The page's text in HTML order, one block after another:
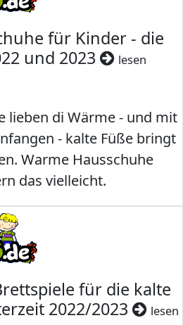
für Kinder - die
und 2023
lesen
lieben di Wärme - und mit
- kalte Füße bringt
Warme Hausschuhe
das vielleicht.
für die kalte
2022/2023
lesen